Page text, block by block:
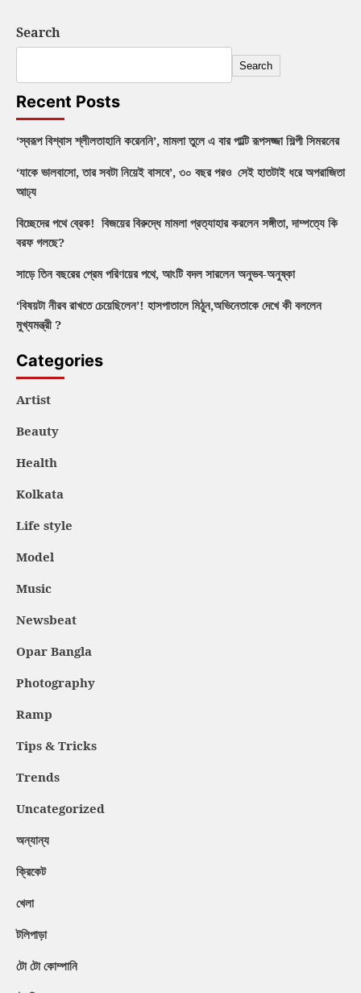
Search
Search
Recent Posts
‘স্বরূপ বিশ্বাস শ্লীলতাহানি করেননি’, মামলা তুলে এ বার পাল্টি রূপসজ্জা শিল্পী সিমরনের
‘যাকে ভালবাসো, তার সবটা নিয়েই বাসবে’, ৩০ বছর পরও সেই হাতটাই ধরে অপরাজিতা
আঢ্য
বিচ্ছেদের পথে ব্রেক! বিজয়ের বিরুদ্ধে মামলা প্রত্যাহার করলেন সঙ্গীতা, দাম্পত্যে কি
বরফ গলছে?
সাড়ে তিন বছরের প্রেম পরিণয়ের পথে, আংটি বদল সারলেন অনুভব-অনুষ্কা
‘বিষয়টা নীরব রাখতে চেয়েছিলেন’! হাসপাতালে মিঠুন,অভিনেতাকে দেখে কী বললেন
মুখ্যমন্ত্রী ?
Categories
Artist
Beauty
Health
Kolkata
Life style
Model
Music
Newsbeat
Opar Bangla
Photography
Ramp
Tips & Tricks
Trends
Uncategorized
অন্যান্য
ক্রিকেট
খেলা
টলিপাড়া
টো টো কোম্পানি